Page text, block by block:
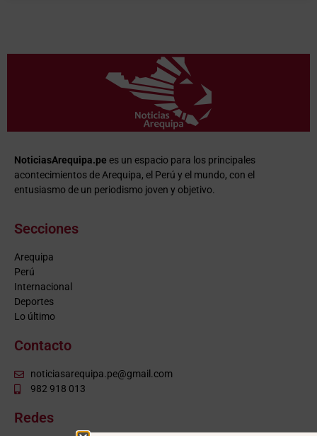
NoticiasArequipa.pe es un espacio para los principales
acontecimientos de Arequipa, el Perú y el mundo, con el
entusiasmo de un periodismo joven y objetivo.
Secciones
Arequipa
Perú
Internacional
Deportes
Lo último
Contacto
noticiasarequipa.pe@gmail.com
982 918 013
Redes